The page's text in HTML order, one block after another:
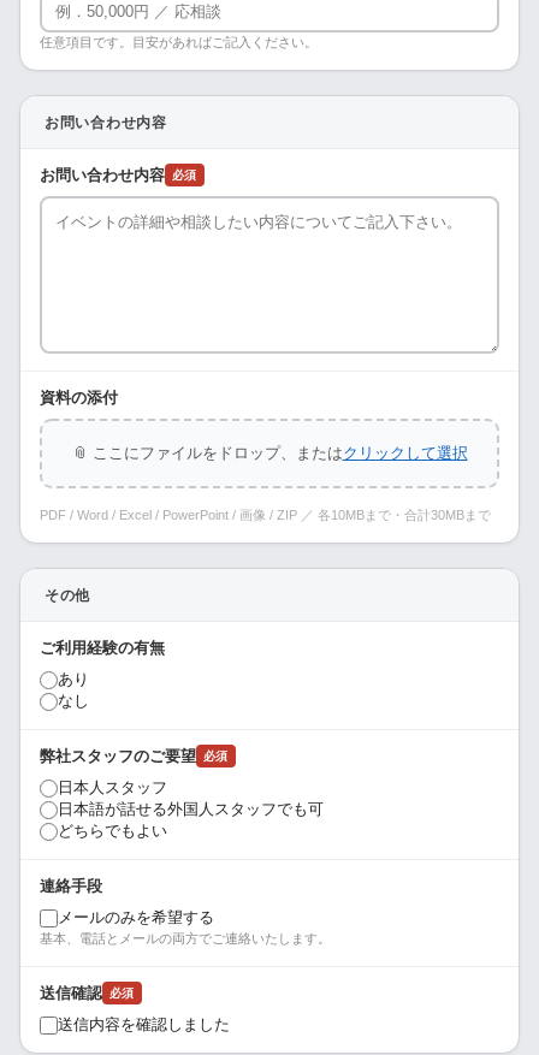
任意項目です。目安があればご記入ください。
お問い合わせ内容
お問い合わせ内容 必須
資料の添付
📎 ここにファイルをドロップ、またはクリックして選択
PDF / Word / Excel / PowerPoint / 画像 / ZIP ／ 各10MBまで・合計30MBまで
その他
ご利用経験の有無
あり
なし
弊社スタッフのご要望 必須
日本人スタッフ
日本語が話せる外国人スタッフでも可
どちらでもよい
連絡手段
メールのみを希望する
基本、電話とメールの両方でご連絡いたします。
送信確認 必須
送信内容を確認しました